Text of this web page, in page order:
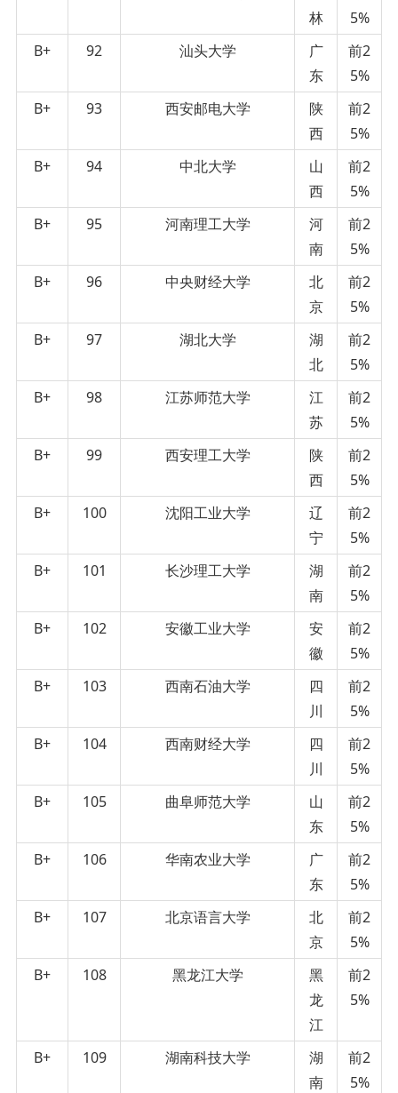
林
5%
B+
92 汕头大学
广
东
前2
5%
B+
93 西安邮电大学
陕
西
前2
5%
B+
94 中北大学
山
西
前2
5%
B+
95 河南理工大学
河
南
前2
5%
B+
96 中央财经大学
北
京
前2
5%
B+
97 湖北大学
湖
北
前2
5%
B+
98 江苏师范大学
江
苏
前2
5%
B+
99 西安理工大学
陕
西
前2
5%
B+
100 沈阳工业大学
辽
宁
前2
5%
B+
101 长沙理工大学
湖
南
前2
5%
B+
102 安徽工业大学
安
徽
前2
5%
B+
103 西南石油大学
四
川
前2
5%
B+
104 西南财经大学
四
川
前2
5%
B+
105 曲阜师范大学
山
东
前2
5%
B+
106 华南农业大学
广
东
前2
5%
B+
107 北京语言大学
北
京
前2
5%
B+
108 黑龙江大学
黑
龙
江
前2
5%
B+ 109 湖南科技大学
湖
南
前2
5%